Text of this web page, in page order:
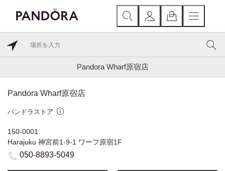
Pandora Wharf原宿店
Pandora Wharf原宿店
パンドラストア
150-0001
Harajuku 神宮前1-9-1 ワーフ原宿1F
050-8893-5049